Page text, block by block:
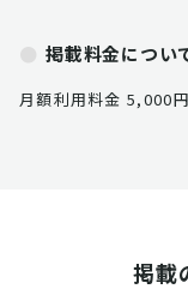
掲載料金につい
月額利用料金 5,000
掲載